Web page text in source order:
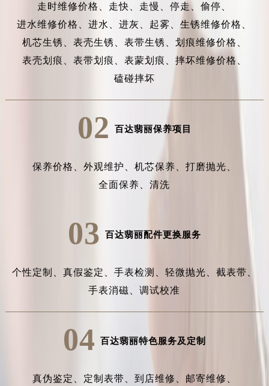
走时维修价格、 走快、 走慢、停走、偷停、
进水维修价格、进水、进灰、 起雾、生锈维修价格、
机芯生锈、 表壳生锈、 表带生锈、 划痕维修价格、
表壳划痕、 表带划痕、 表蒙划痕、 摔坏维修价格、
磕碰摔坏
02 百达翡丽保养项目
保养价格、 外观维护、 机芯保养、 打磨抛光、
全面保养、清洗
03 百达翡丽配件更换服务
个性定制、 真假鉴定、 手表检测、 轻微抛光、 截表带、
手表消磁、调试校准
04 百达翡丽特色服务及定制
真伪鉴定、 定制表带、 到店维修、 邮寄维修、